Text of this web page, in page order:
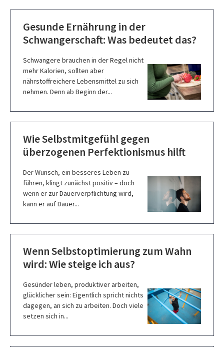
Gesunde Ernährung in der
Schwangerschaft: Was bedeutet das?
Schwangere brauchen in der Regel nicht
mehr Kalorien, sollten aber
nährstoffreichere Lebensmittel zu sich
nehmen. Denn ab Beginn der...
Wie Selbstmitgefühl gegen
überzogenen Perfektionismus hilft
Der Wunsch, ein besseres Leben zu
führen, klingt zunächst positiv – doch
wenn er zur Dauerverpflichtung wird,
kann er auf Dauer...
Wenn Selbstoptimierung zum Wahn
wird: Wie steige ich aus?
Gesünder leben, produktiver arbeiten,
glücklicher sein: Eigentlich spricht nichts
dagegen, an sich zu arbeiten. Doch viele
setzen sich in...